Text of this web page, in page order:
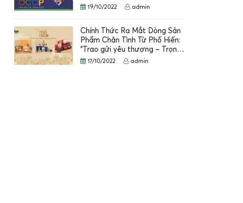
19/10/2022 admin
Chính Thức Ra Mắt Dòng Sản
Phẩm Chân Tình Từ Phố Hiến:
“Trao gửi yêu thương – Trọn…
17/10/2022 admin